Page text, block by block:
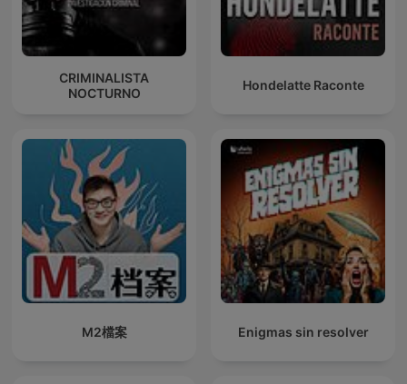
CRIMINALISTA
NOCTURNO
Hondelatte Raconte
M2檔案 Enigmas sin resolver